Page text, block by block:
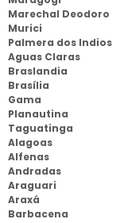
Marechal Deodoro
Murici
Palmera dos Indios
Aguas Claras
Braslandia
Brasília
Gama
Planautina
Taguatinga
Alagoas
Alfenas
Andradas
Araguari
Araxá
Barbacena